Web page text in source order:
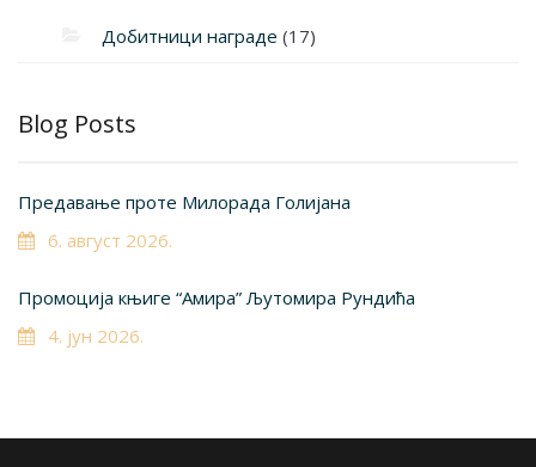
Добитници награде (17)
Blog Posts
Предавање проте Милорада Голијана
6. август 2026.
Промоција књиге “Амира” Љутомира Рундића
4. јун 2026.